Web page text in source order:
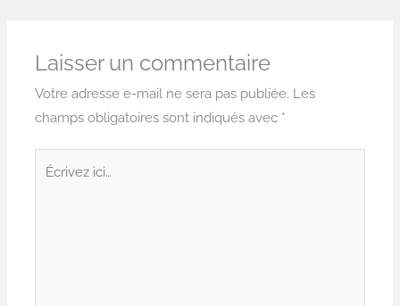
Laisser un commentaire
Votre adresse e-mail ne sera pas publiée. Les
champs obligatoires sont indiqués avec *